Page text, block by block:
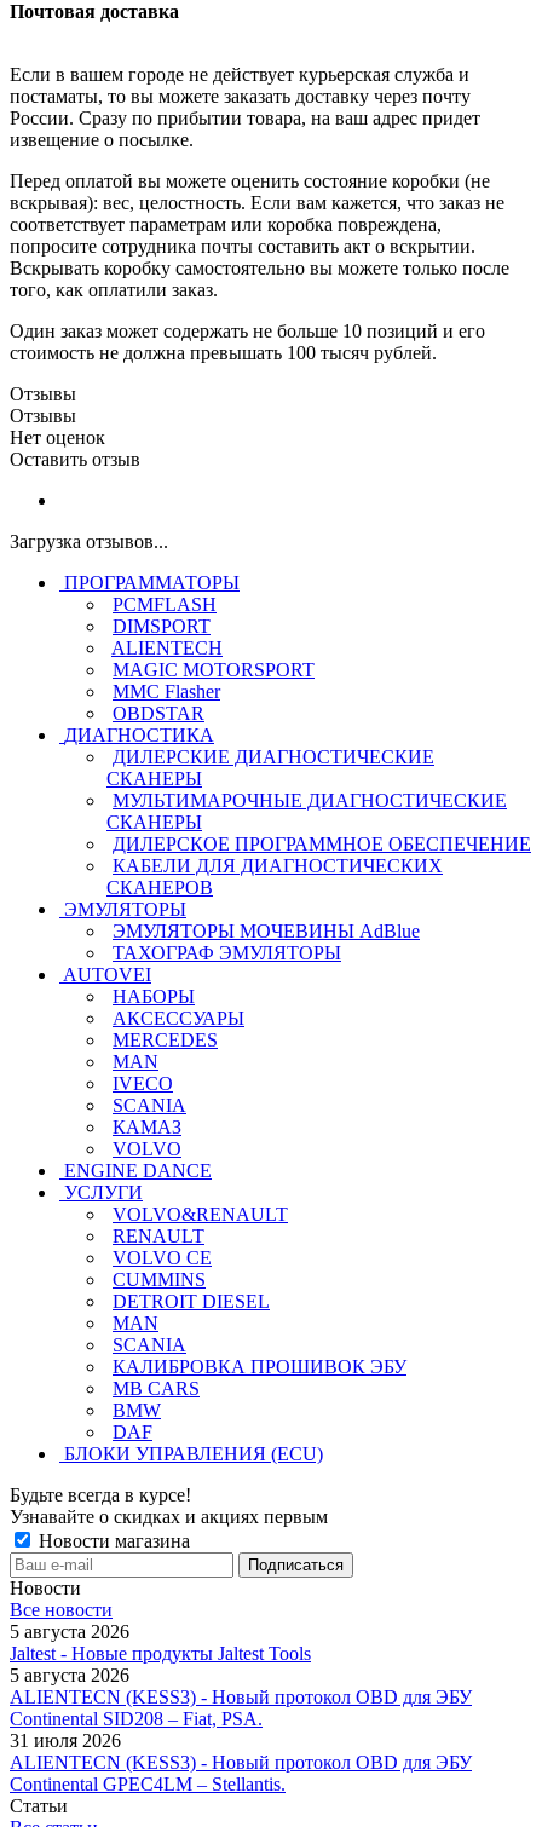
Почтовая доставка
Если в вашем городе не действует курьерская служба и
постаматы, то вы можете заказать доставку через почту
России. Сразу по прибытии товара, на ваш адрес придет
извещение о посылке.
Перед оплатой вы можете оценить состояние коробки (не
вскрывая): вес, целостность. Если вам кажется, что заказ не
соответствует параметрам или коробка повреждена,
попросите сотрудника почты составить акт о вскрытии.
Вскрывать коробку самостоятельно вы можете только после
того, как оплатили заказ.
Один заказ может содержать не больше 10 позиций и его
стоимость не должна превышать 100 тысяч рублей.
Отзывы
Отзывы
Нет оценок
Оставить отзыв
Загрузка отзывов...
ПРОГРАММАТОРЫ
PCMFLASH
DIMSPORT
ALIENTECH
MAGIC MOTORSPORT
MMC Flasher
OBDSTAR
ДИАГНОСТИКА
ДИЛЕРСКИЕ ДИАГНОСТИЧЕСКИЕ
СКАНЕРЫ
МУЛЬТИМАРОЧНЫЕ ДИАГНОСТИЧЕСКИЕ
СКАНЕРЫ
ДИЛЕРСКОЕ ПРОГРАММНОЕ ОБЕСПЕЧЕНИЕ
КАБЕЛИ ДЛЯ ДИАГНОСТИЧЕСКИХ
СКАНЕРОВ
ЭМУЛЯТОРЫ
ЭМУЛЯТОРЫ МОЧЕВИНЫ АdBlue
ТАХОГРАФ ЭМУЛЯТОРЫ
AUTOVEI
НАБОРЫ
АКСЕССУАРЫ
MERCEDES
MAN
IVECO
SCANIA
КАМАЗ
VOLVO
ENGINE DANCE
УСЛУГИ
VOLVO&RENAULT
RENAULT
VOLVO CE
CUMMINS
DETROIT DIESEL
MAN
SCANIA
КАЛИБРОВКА ПРОШИВОК ЭБУ
MB CARS
BMW
DAF
БЛОКИ УПРАВЛЕНИЯ (ECU)
Будьте всегда в курсе!
Узнавайте о скидках и акциях первым
Новости магазина
Новости
Все новости
5 августа 2026
Jaltest - Новые продукты Jaltest Tools
5 августа 2026
ALIENTECN (KESS3) - Новый протокол OBD для ЭБУ
Continental SID208 – Fiat, PSA.
31 июля 2026
ALIENTECN (KESS3) - Новый протокол OBD для ЭБУ
Continental GPEC4LM – Stellantis.
Статьи